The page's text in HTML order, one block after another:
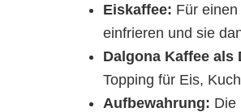
Eiskaffee: Für
einfrieren und sie
Dalgona Kaffee als
Topping für Eis,
Aufbewahrung: Die